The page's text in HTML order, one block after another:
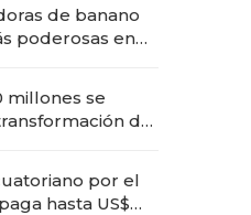
de banano
poderosas en
millones se
de
por el
hasta US$